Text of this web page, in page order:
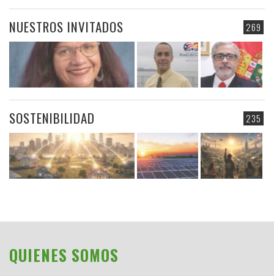
269
NUESTROS INVITADOS
235
SOSTENIBILIDAD
QUIENES SOMOS